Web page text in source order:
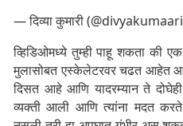
— दिव्या कुमारी
व्हिडिओमध्ये तुम्ही पाहू शकता की
मुलासोबत एस्केलेटरवर चढत आहेत
दिसत आहे आणि यादरम्यान ते
व्यक्ती आली आणि त्यांना मदत